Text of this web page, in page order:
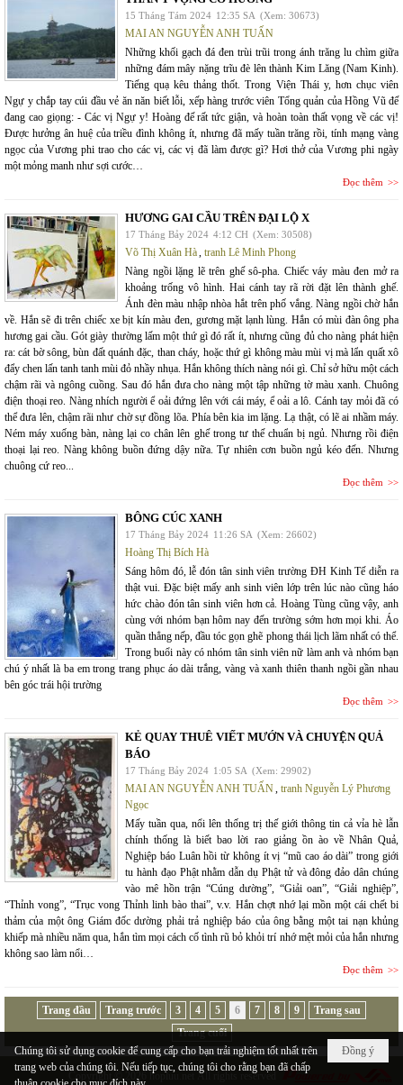
15 Tháng Tám 2024 12:35 SA (Xem: 30673)
MAI AN NGUYỄN ANH TUẤN
Những khối gạch đá đen trùi trũi trong ánh trăng lu chìm giữa
những đám mây nặng trĩu đè lên thành Kim Lăng (Nam Kinh).
Tiếng quạ kêu thảng thốt. Trong Viện Thái y, hơn chục viên
Ngự y chắp tay cúi đầu vẻ ăn năn biết lỗi, xếp hàng trước viên Tổng quản của Hồng Vũ đế
đang cao giọng: - Các vị Ngự y! Hoàng đế rất tức giận, và hoàn toàn thất vọng về các vị!
Được hưởng ân huệ của triều đình không ít, nhưng đã mấy tuần trăng rồi, tính mạng vàng
ngọc của Vương phi trao cho các vị, các vị đã làm được gì? Hơi thở của Vương phi ngày
một mỏng manh như sợi cước…
Đọc thêm
HƯƠNG GAI CẦU TRÊN ĐẠI LỘ X
17 Tháng Bảy 2024 4:12 CH (Xem: 30508)
Võ Thị Xuân Hà, tranh Lê Minh Phong
Nàng ngồi lặng lẽ trên ghế sô-pha. Chiếc váy màu đen mở ra
khoảng trống vô hình. Hai cánh tay rã rời đặt lên thành ghế.
Ánh đèn màu nhập nhòa hắt trên phố vắng. Nàng ngồi chờ hắn
về. Hắn sẽ đi trên chiếc xe bịt kín màu đen, gương mặt lạnh lùng. Hắn có mùi đàn ông pha
hương gai cầu. Gót giày thường lấm một thứ gì đó rất ít, nhưng cũng đủ cho nàng phát hiện
ra: cát bờ sông, bùn đất quánh đặc, than cháy, hoặc thứ gì không màu mùi vị mà lẩn quất xô
đẩy chen lấn tanh tanh mùi đỏ nhầy nhụa. Hắn không thích nàng nói gì. Chỉ sở hữu một cách
chậm rãi và ngông cuồng. Sau đó hắn đưa cho nàng một tập những tờ màu xanh. Chuông
điện thoại reo. Nàng nhích người ể oải đứng lên với cái máy, ể oải a lô. Cánh tay mỏi đã có
thể đưa lên, chậm rãi như chờ sự đồng lõa. Phía bên kia im lặng. Lạ thật, có lẽ ai nhầm máy.
Ném máy xuống bàn, nàng lại co chân lên ghế trong tư thế chuẩn bị ngủ. Nhưng rồi điện
thoại lại reo. Nàng không buồn đứng dậy nữa. Tự nhiên cơn buồn ngủ kéo đến. Nhưng
chuông cứ reo...
Đọc thêm
BÔNG CÚC XANH
17 Tháng Bảy 2024 11:26 SA (Xem: 26602)
Hoàng Thị Bích Hà
Sáng hôm đó, lễ đón tân sinh viên trường ĐH Kinh Tế diễn ra
thật vui. Đặc biệt mấy anh sinh viên lớp trên lúc nào cũng háo
hức chào đón tân sinh viên hơn cả. Hoàng Tùng cũng vậy, anh
cùng với nhóm bạn hôm nay đến trường sớm hơn mọi khi. Áo
quần thẳng nếp, đầu tóc gọn ghẽ phong thái lịch lãm nhất có thể.
Trong buổi này có nhóm tân sinh viên nữ làm anh và nhóm bạn
chú ý nhất là ba em trong trang phục áo dài trắng, vàng và xanh thiên thanh ngồi gần nhau
bên góc trái hội trường
Đọc thêm
KẺ QUAY THUÊ VIẾT MƯỚN VÀ CHUYỆN QUẢ
BÁO
17 Tháng Bảy 2024 1:05 SA (Xem: 29902)
MAI AN NGUYỄN ANH TUẤN, tranh Nguyễn Lý Phương
Ngọc
Mấy tuần qua, nổi lên thống trị thế giới thông tin cả vỉa hè lẫn
chính thống là biết bao lời rao giảng ồn ào về Nhân Quả,
Nghiệp báo Luân hồi từ không ít vị “mũ cao áo dài” trong giới
tu hành đạo Phật nhằm dẫn dụ Phật tử và đông đảo dân chúng
vào mê hồn trận “Cúng dường”, “Giải oan”, “Giải nghiệp”,
“Thỉnh vong”, “Trục vong Thỉnh linh bào thai”, v.v. Hắn chợt nhớ lại mồn một cái chết bi
thảm của một ông Giám đốc dường phải trả nghiệp báo của ông bằng một tai nạn khủng
khiếp mà nhiều năm qua, hắn tìm mọi cách cố tình rũ bỏ khỏi trí nhớ mệt mỏi của hắn nhưng
không sao làm nổi…
Đọc thêm
Trang đầu Trang trước 3 4 5 6 7 8 9
Trang sau
Trang cuối
Copyright © 2026 hopluu.net All rights reserved
Đồng ý
Chúng tôi sử dụng cookie để cung cấp cho bạn trải nghiệm tốt nhất trên
trang web của chúng tôi. Nếu tiếp tục, chúng tôi cho rằng bạn đã chấp